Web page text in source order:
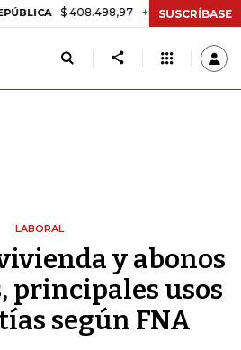
$ 408.498,97 +$ 8.753,81 +2,19%
SUSCRÍBASE
LABORAL
y abonos
principales usos
según FNA